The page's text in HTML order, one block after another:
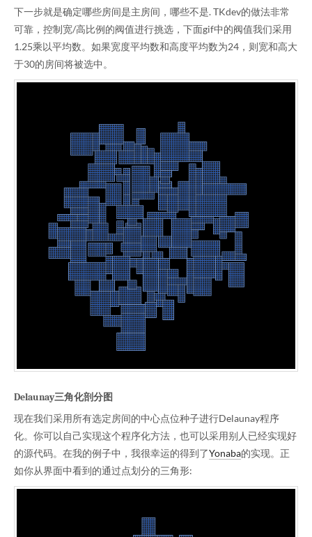
下一步就是确定哪些房间是主房间，哪些不是. TKdev的做法非常
可靠，控制宽/高比例的阀值进行挑选，下面gif中的阀值我们采用
1.25乘以平均数。如果宽度平均数和高度平均数为24，则宽和高大
于30的房间将被选中。
Delaunay三角化剖分图
现在我们采用所有选定房间的中心点位种子进行Delaunay程序
化。你可以自己实现这个程序化方法，也可以采用别人已经实现好
的源代码。在我的例子中，我很幸运的得到了Yonaba的实现。正
如你从界面中看到的通过点划分的三角形: